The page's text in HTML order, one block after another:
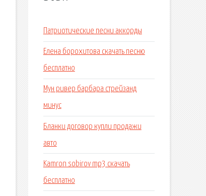
Патриотические песни аккорды
Елена борохитова скачать песню
бесплатно
Мун ривер барбара стрейзанд
минус
Бланки договор купли продажи
авто
Kamron sobirov mp3 скачать
бесплатно